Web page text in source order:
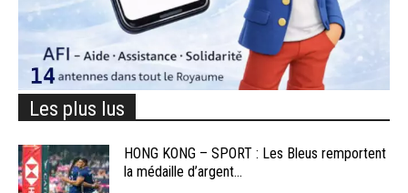
Les plus lus
HONG KONG – SPORT : Les Bleus remportent
la médaille d’argent...